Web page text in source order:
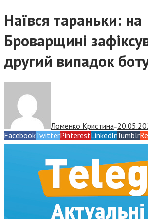
Наївся тараньки: на
Броварщині
другий випадок
Ломенко Кристина—
FacebookTwitterPinterestLinkedInTumblr